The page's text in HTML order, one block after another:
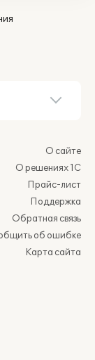
О сайте
О решениях 1С
Прайс-лист
Поддержка
Обратная связь
об ошибке
Карта сайта